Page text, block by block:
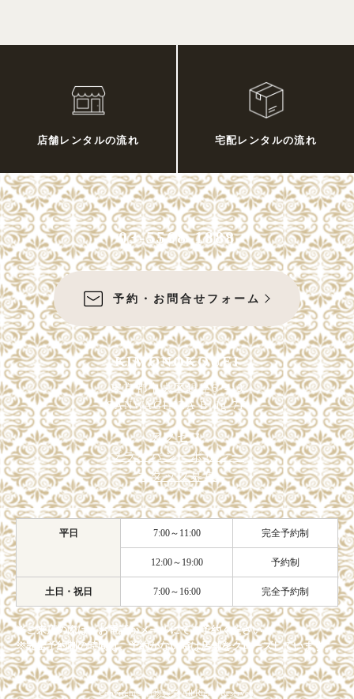
店舗レンタルの流れ 宅配レンタルの流れ
03-5568-1888
予約・お問合せフォーム
KIMONOKOUEI
東京都中央区銀座6-4-9
SANWAGINZA Bldg 7F
アクセス
プライバシーポリシー
スタッフ募集
平日 7:00～11:00 完全予約制
12:00～19:00 予約制
土日・祝日 7:00～16:00 完全予約制
※ご来店の際は、お電話かメールにてご予約ください。
※完全予約制の時間は、予約がない時は店舗をクローズしています。
Copyright© 着物興栄 All Rights Reserved.